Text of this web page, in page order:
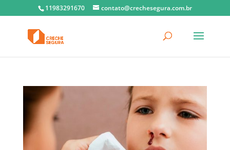
11983291670 contato@crechesegura.com.br